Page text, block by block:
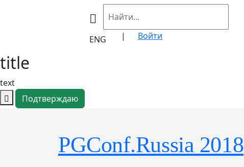
ENG | Войти
title
text
Подтверждаю
PGConf.Russia 2018